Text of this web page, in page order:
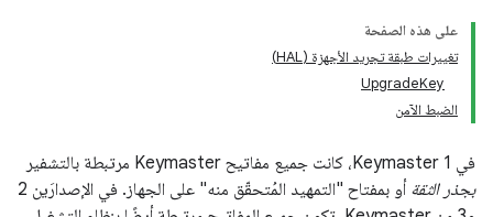
على هذه الصفحة
تغييرات طبقة تجريد الأجهزة (HAL)
UpgradeKey
الضبط الآمن
في Keymaster 1، كانت جميع مفاتيح Keymaster مرتبطة بالتشفير
بجذر الثقة
أو بمفتاح "التمهيد المُتحقّق منه" على الجهاز. في الإصدارَين 2